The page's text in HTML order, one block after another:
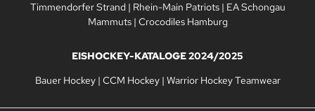
Timmendorfer Strand | Rhein-Main Patriots| EA Schongau
Mammuts| Crocodiles Hamburg
EISHOCKEY-KATALOGE 2024/2025
Bauer Hockey| CCM Hockey| Warrior Hockey Teamwear